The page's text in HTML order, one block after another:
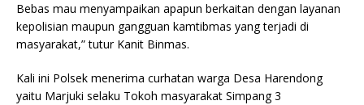
Bebas mau menyampaikan apapun berkaitan dengan layanan
kepolisian maupun gangguan kamtibmas yang terjadi di
masyarakat,” tutur Kanit Binmas.
Kali ini Polsek menerima curhatan warga Desa Harendong
yaitu Marjuki selaku Tokoh masyarakat Simpang 3